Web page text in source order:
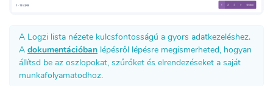
A Logzi lista nézete kulcsfontosságú a gyors adatkezeléshez.
A dokumentációban lépésről lépésre megismerheted, hogyan
állítsd be az oszlopokat, szűrőket és elrendezéseket a saját
munkafolyamatodhoz.